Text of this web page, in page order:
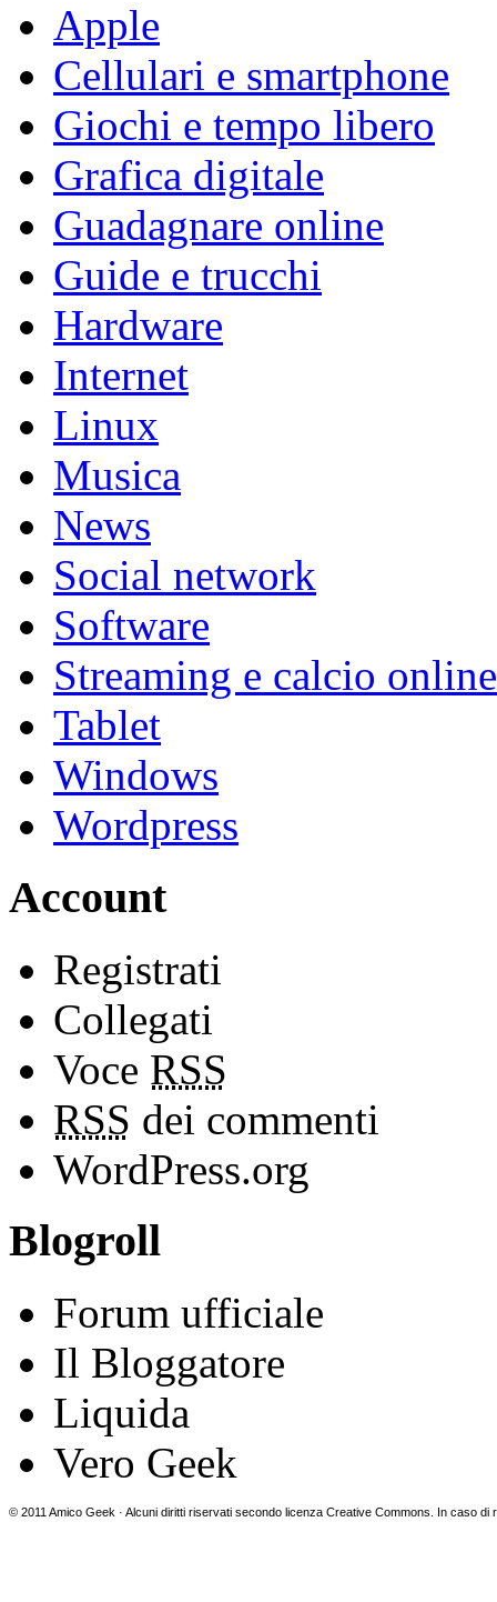
Apple
Cellulari e smartphone
Giochi e tempo libero
Grafica digitale
Guadagnare online
Guide e trucchi
Hardware
Internet
Linux
Musica
News
Social network
Software
Streaming e calcio online
Tablet
Windows
Wordpress
Account
Registrati
Collegati
Voce RSS
RSS dei commenti
WordPress.org
Blogroll
Forum ufficiale
Il Bloggatore
Liquida
Vero Geek
© 2011 Amico Geek · Alcuni diritti riservati secondo licenza Creative Commons. In caso